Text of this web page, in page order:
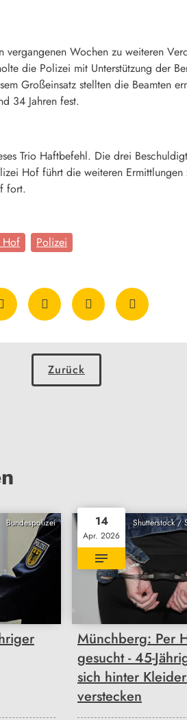
Wochen zu weiteren
die Polizei mit Unterstützung der
Großeinsatz stellten die Beamten
34 Jahren fest.
Trio Haftbefehl. Die drei
Hof führt die weiteren
fort.
Hof Polizei
Zurück
Bundespolizei Shutterstock /
14
Apr. 2026
Münchberg: Per
gesucht - 45-
sich hinter
verstecken